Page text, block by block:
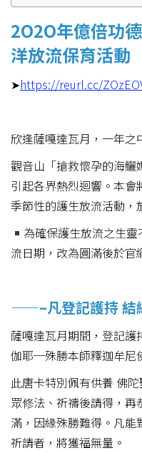
2O2O年億倍功
洋放流保育活動
➤https://reurl.cc/
欣逢薩嘎達瓦月，一年
觀音山「搶救懷孕的海鱺
引起各界熱烈迴響。本
季節性的護生放流活動，
為確保護生放流之生
流日期，改為圓滿後於官
——–凡登記護持
薩嘎達瓦月期間，登記
伽耶─殊勝本師釋迦牟尼
此唐卡特別佩有供養 佛
眾修法、祈禱後請得，
滿，因緣殊勝難得。凡能
祈請者，將獲福無量。